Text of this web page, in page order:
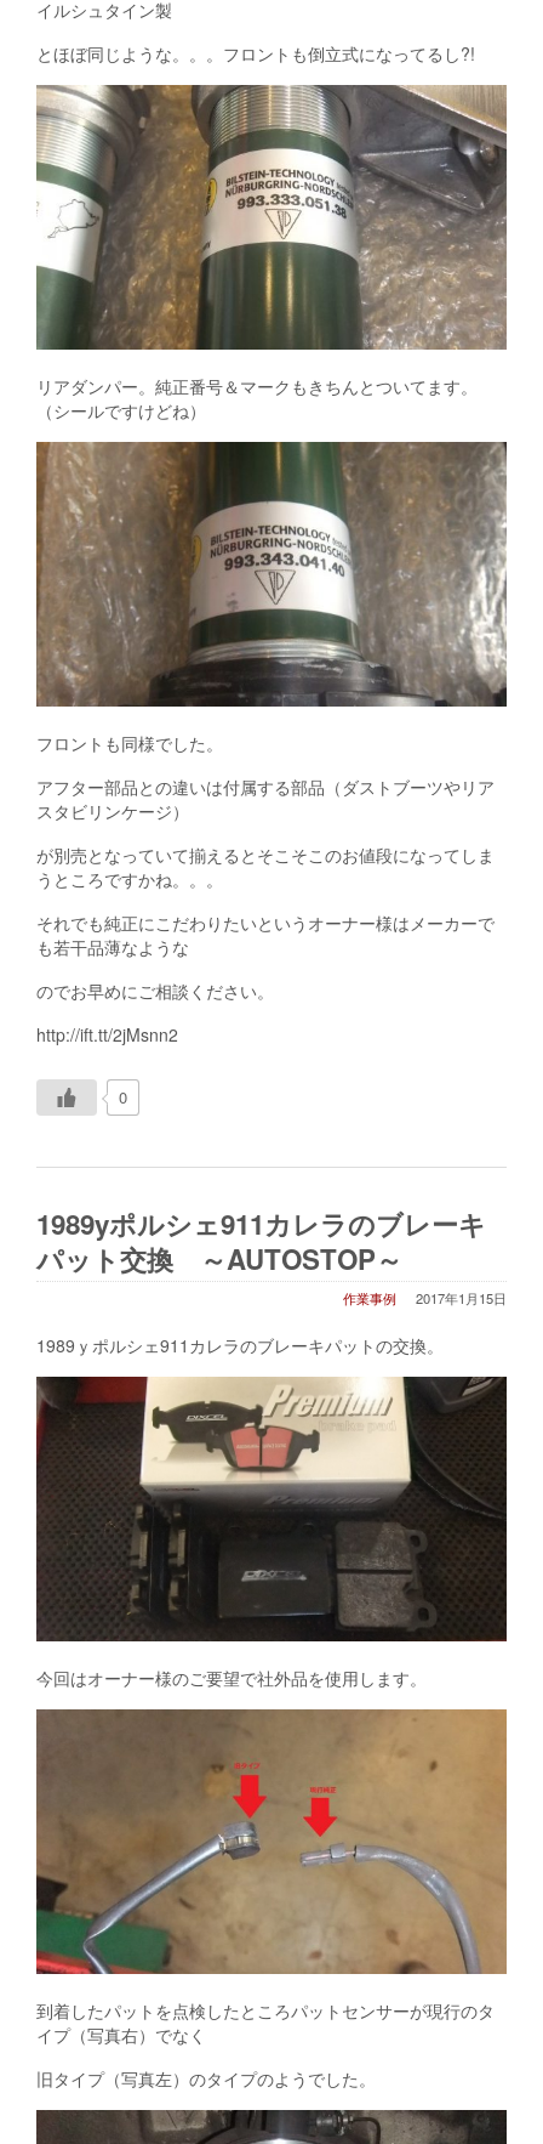
イルシュタイン製
とほぼ同じような。。。フロントも倒立式になってるし?!
リアダンパー。純正番号＆マークもきちんとついてます。
（シールですけどね）
フロントも同様でした。
アフター部品との違いは付属する部品（ダストブーツやリア
スタビリンケージ）
が別売となっていて揃えるとそこそこのお値段になってしま
うところですかね。。。
それでも純正にこだわりたいというオーナー様はメーカーで
も若干品薄なような
のでお早めにご相談ください。
http://ift.tt/2jMsnn2
0
1989yポルシェ911カレラのブレーキ
パット交換 ～AUTOSTOP～
2017年1月15日
作業事例
1989ｙポルシェ911カレラのブレーキパットの交換。
今回はオーナー様のご要望で社外品を使用します。
到着したパットを点検したところパットセンサーが現行のタ
イプ（写真右）でなく
旧タイプ（写真左）のタイプのようでした。